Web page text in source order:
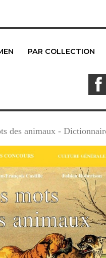
PAR COLLECTION
des animaux -